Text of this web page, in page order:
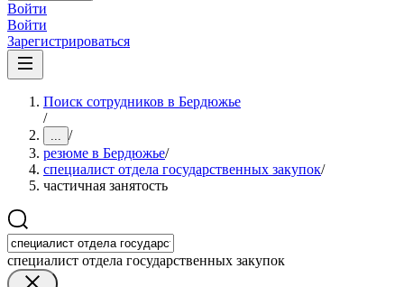
Войти
Войти
Зарегистрироваться
Поиск сотрудников в Бердюжье
/
... /
резюме в Бердюжье/
специалист отдела государственных закупок/
частичная занятость
специалист отдела государственных закупок